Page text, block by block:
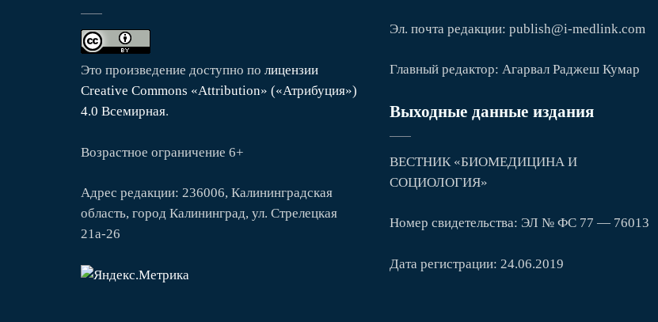
Это произведение доступно по лицензии
Creative Commons «Attribution» («Атрибуция»)
4.0 Всемирная.
Возрастное ограничение 6+
Адрес редакции: 236006, Калининградская
область, город Калининград, ул. Стрелецкая
21а-26
Эл. почта редакции: publish@i-medlink.com
Главный редактор: Агарвал Раджеш Кумар
Выходные данные издания
ВЕСТНИК «БИОМЕДИЦИНА И
СОЦИОЛОГИЯ»
Номер свидетельства: ЭЛ № ФС 77 — 76013
Дата регистрации: 24.06.2019